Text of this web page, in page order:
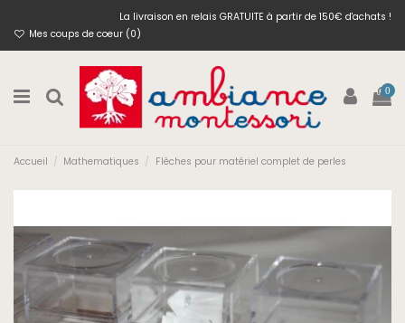
La livraison en relais GRATUITE à partir de 150€ d'achats !
Mes coups de coeur (0)
0
Accueil Mathematiques Flèches pour matériel complet de perles